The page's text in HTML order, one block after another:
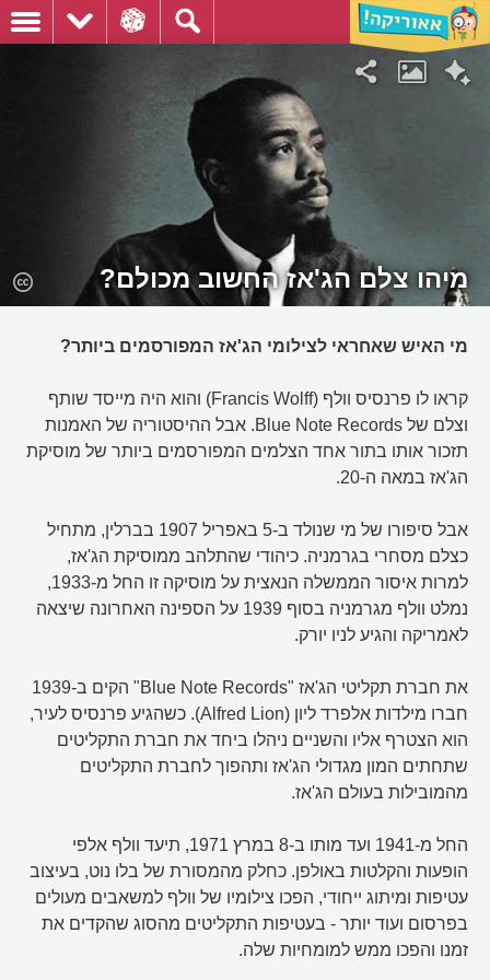
מיהו צלם הג'אז החשוב מכולם?
מי האיש שאחראי לצילומי הג'אז המפורסמים ביותר?
קראו לו פרנסיס וולף (Francis Wolff) והוא היה מייסד שותף
וצלם של Blue Note Records. אבל ההיסטוריה של האמנות
תזכור אותו בתור אחד הצלמים המפורסמים ביותר של מוסיקת
הג'אז במאה ה-20.
אבל סיפורו של מי שנולד ב-5 באפריל 1907 בברלין, מתחיל
כצלם מסחרי בגרמניה. כיהודי שהתלהב ממוסיקת הג'אז,
למרות איסור הממשלה הנאצית על מוסיקה זו החל מ-1933,
נמלט וולף מגרמניה בסוף 1939 על הספינה האחרונה שיצאה
לאמריקה והגיע לניו יורק.
את חברת תקליטי הג'אז "Blue Note Records" הקים ב-1939
חברו מילדות אלפרד ליון (Alfred Lion). כשהגיע פרנסיס לעיר,
הוא הצטרף אליו והשניים ניהלו ביחד את חברת התקליטים
שתחתים המון מגדולי הג'אז ותהפוך לחברת התקליטים
מהמובילות בעולם הג'אז.
החל מ-1941 ועד מותו ב-8 במרץ 1971, תיעד וולף אלפי
הופעות והקלטות באולפן. כחלק מהמסורת של בלו נוט, בעיצוב
עטיפות ומיתוג ייחודי, הפכו צילומיו של וולף למשאבים מעולים
בפרסום ועוד יותר - בעטיפות התקליטים מהסוג שהקדים את
זמנו והפכו ממש למומחיות שלה.